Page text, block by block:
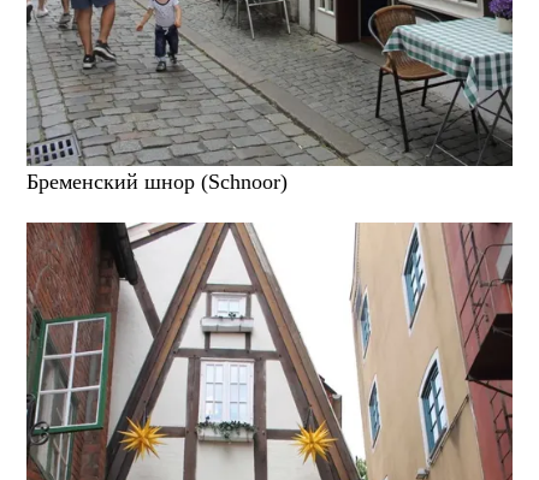
Бременский шнор (Schnoor)